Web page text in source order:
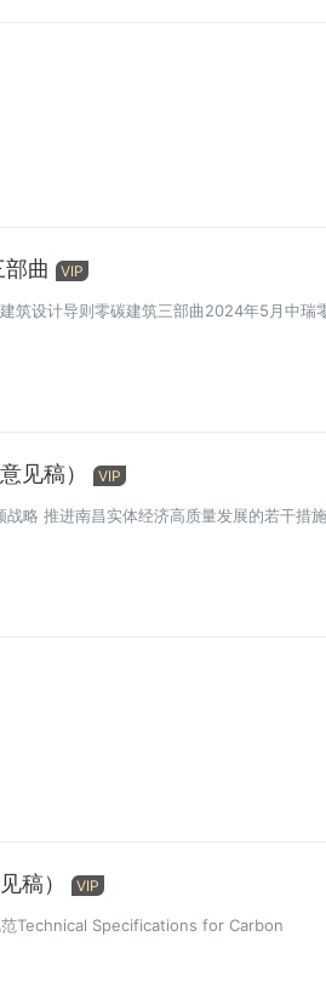
曲 VIP
设计导则零碳建筑三部曲2024年5月中瑞
见稿） VIP
略 推进南昌实体经济高质量发展的若干措
稿） VIP
范Technical Specifications for Carbon